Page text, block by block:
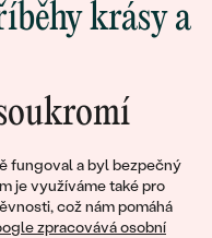
fungoval a byl bezpečný
je využíváme také pro
což nám pomáhá
zpracovává osobní
krásy a